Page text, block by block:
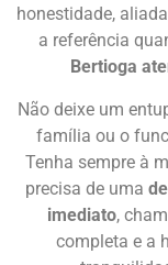
honestidade,
a referência
Bertioga
Não deixe um
família ou o
Tenha sempre à
precisa de uma
imediato,
completa e a